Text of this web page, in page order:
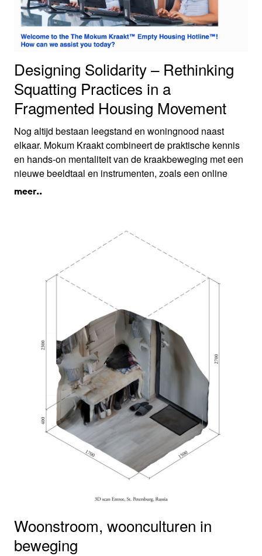
Designing Solidarity – Rethinking
Squatting Practices in a
Fragmented Housing Movement
Nog altijd bestaan leegstand en woningnood naast
elkaar. Mokum Kraakt combineert de praktische kennis
en hands-on mentaliteit van de kraakbeweging met een
nieuwe beeldtaal en instrumenten, zoals een online
leegstandsmelder. Hiermee maken ze het ook voor een
meer..
Woonstroom, woonculturen in
beweging